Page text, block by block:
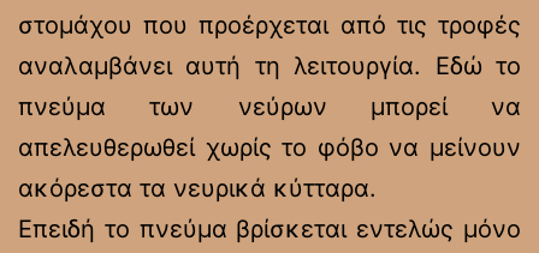
στομάχου που προέρχεται από τις τροφές
αναλαμβάνει αυτή τη λειτουργία. Εδώ το
πνεύμα των νεύρων μπορεί να
απελευθερωθεί χωρίς το φόβο να μείνουν
ακόρεστα τα νευρικά κύτταρα.
Επειδή το πνεύμα βρίσκεται εντελώς μόνο